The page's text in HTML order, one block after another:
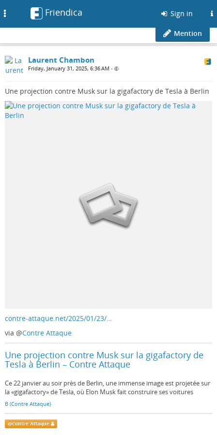
Friendica Sign in
Mention
Laurent Chambon
Friday, January 31, 2025, 6:36 AM •
Une projection contre Musk sur la gigafactory de Tesla à Berlin
contre-attaque.net/2025/01/23/…
via @Contre Attaque
Une projection contre Musk sur la gigafactory de
Tesla à Berlin – Contre Attaque
Ce 22 janvier au soir près de Berlin, une immense image est projetée sur
la «gigafactory» de Tesla, où Elon Musk fait construire ses voitures
B (Contre Attaque)
@Contre Attaque